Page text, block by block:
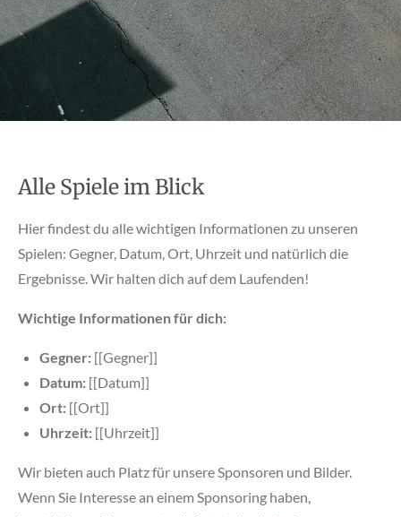
Alle Spiele im Blick
Hier findest du alle wichtigen Informationen zu unseren
Spielen: Gegner, Datum, Ort, Uhrzeit und natürlich die
Ergebnisse. Wir halten dich auf dem Laufenden!
Wichtige Informationen für dich:
Gegner: [[Gegner]]
Datum: [[Datum]]
Ort: [[Ort]]
Uhrzeit: [[Uhrzeit]]
Wir bieten auch Platz für unsere Sponsoren und Bilder.
Wenn Sie Interesse an einem Sponsoring haben,